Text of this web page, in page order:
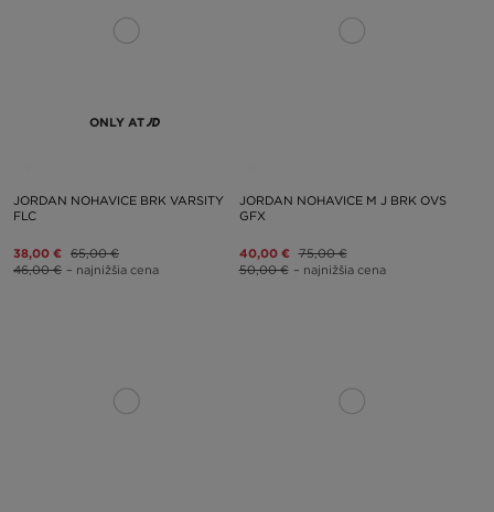
ONLY AT
JORDAN NOHAVICE BRK VARSITY
FLC
38,00 € 65,00 €
46,00 € – najnižšia cena
JORDAN NOHAVICE M J BRK OVS
GFX
40,00 € 75,00 €
50,00 € – najnižšia cena